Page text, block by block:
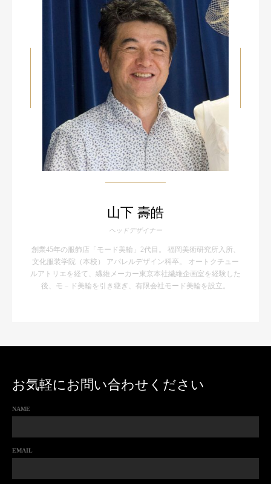
山下 壽皓
ヘッドデザイナー
創業45年の服飾店「モード美輪」2代目。 福岡美術研究所入所、
文化服装学院（本校） アパレルデザイン科卒。 オートクチュー
ルアトリエを経て、繊維メーカー東京本社繊維企画室を経験した
後、モ－ド美輪を引き継ぎ、有限会社モード美輪を設立。
お気軽にお問い合わせください
NAME
EMAIL